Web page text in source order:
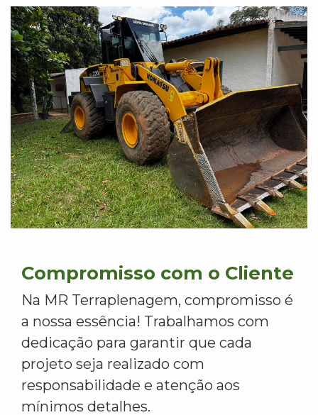
Compromisso com o Cliente
Na MR Terraplenagem, compromisso é
a nossa essência! Trabalhamos com
dedicação para garantir que cada
projeto seja realizado com
responsabilidade e atenção aos
mínimos detalhes.